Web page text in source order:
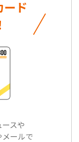
ード
スや
メールで